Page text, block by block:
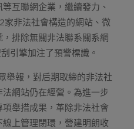
互聯網企業，繼續發力、
家非法社會構造的網站、微
排除無關非法聯系關系網
引擎加注了預警標識。
舉報，對后期取締的非法社
網站仍在經營。為進一步
舉措成果，革除非法社會
上管理閉環，營建明朗收